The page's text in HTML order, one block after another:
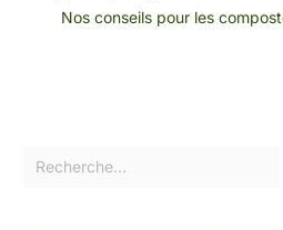
Nos conseils pour les